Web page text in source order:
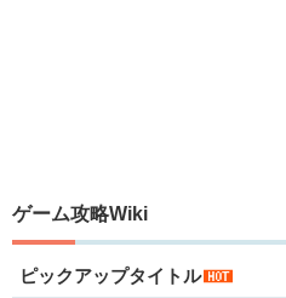
ゲーム攻略Wiki
ピックアップタイトル